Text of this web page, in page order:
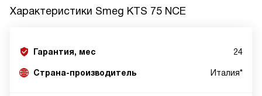
Характеристики Smeg KTS 75 NCE
Гарантия, мес 24
Страна-производитель Италия*